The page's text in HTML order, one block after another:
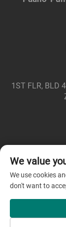
1ST FLR, BLD
Copyright ©
We value
We use cookies
don't want to